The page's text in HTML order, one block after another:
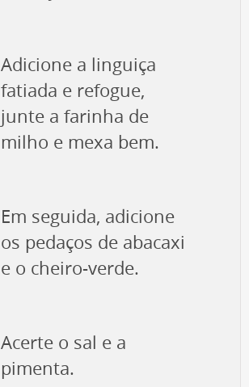
Adicione a linguiça
fatiada e refogue,
junte a farinha de
milho e mexa bem.
Em seguida, adicione
os pedaços de abacaxi
e o cheiro-verde.
Acerte o sal e a
pimenta.